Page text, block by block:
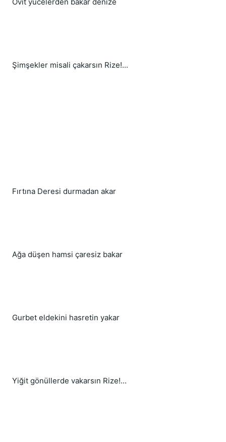
Şimşekler misali çakarsın Rize!...
Fırtına Deresi durmadan akar
Ağa düşen hamsi çaresiz bakar
Gurbet eldekini hasretin yakar
Yiğit gönüllerde vakarsın Rize!...